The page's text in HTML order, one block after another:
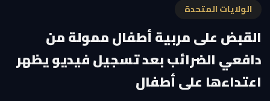
الولايات المتحدة
القبض على مربية أطفال ممولة من
دافعي الضرائب بعد تسجيل فيديو يظهر
اعتداءها على أطفال